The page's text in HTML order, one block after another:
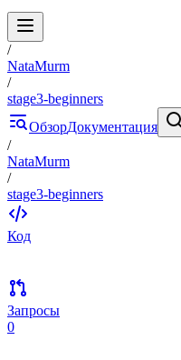
/
NataMurm
/
stage3-beginners
ОбзорДокументация
/
NataMurm
/
stage3-beginners
Код
Запросы
0